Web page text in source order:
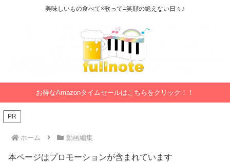
美味しいもの食べて×歌って=笑顔の絶えない日々♪
お得なAmazonタイムセールはこちらをクリック！！
PR
ホーム 動画編集
本ページはプロモーションが含まれています